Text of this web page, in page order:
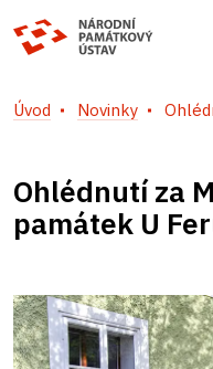
Úvod Novinky
Ohlédnutí za
památek U